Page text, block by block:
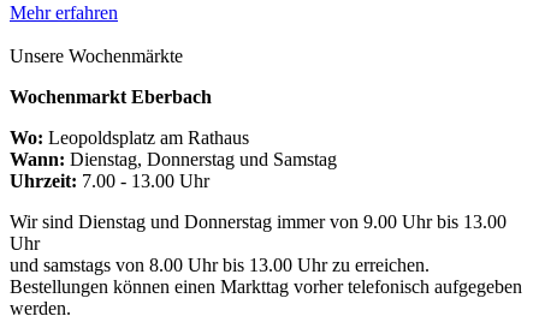
Mehr erfahren
Unsere Wochenmärkte
Wochenmarkt Eberbach
Wo: Leopoldsplatz am Rathaus
Wann: Dienstag, Donnerstag und Samstag
Uhrzeit: 7.00 - 13.00 Uhr
Wir sind Dienstag und Donnerstag immer von 9.00 Uhr bis 13.00
Uhr
und samstags von 8.00 Uhr bis 13.00 Uhr zu erreichen.
Bestellungen können einen Markttag vorher telefonisch aufgegeben
werden.